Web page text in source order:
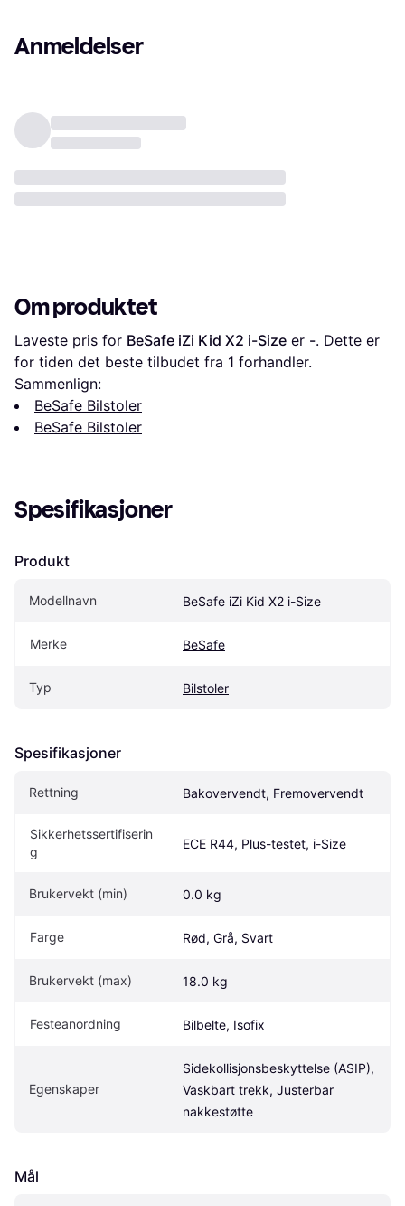
Anmeldelser
Om produktet
Laveste pris for BeSafe iZi Kid X2 i-Size er -. Dette er
for tiden det beste tilbudet fra 1 forhandler.
Sammenlign:
BeSafe Bilstoler
BeSafe Bilstoler
Spesifikasjoner
Produkt
Modellnavn BeSafe iZi Kid X2 i-Size
Merke BeSafe
Typ Bilstoler
Spesifikasjoner
Rettning Bakovervendt, Fremovervendt
Sikkerhetssertifiserin
g
ECE R44, Plus-testet, i-Size
Brukervekt (min) 0.0 kg
Farge Rød, Grå, Svart
Brukervekt (max) 18.0 kg
Festeanordning Bilbelte, Isofix
Egenskaper
Sidekollisjonsbeskyttelse (ASIP),
Vaskbart trekk, Justerbar
nakkestøtte
Mål